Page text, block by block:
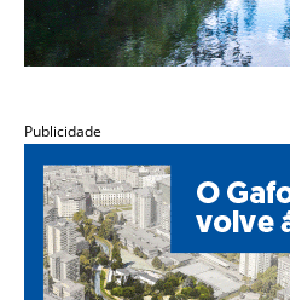
Publicidade